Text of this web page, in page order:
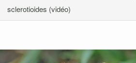
sclerotioides (vidéo)